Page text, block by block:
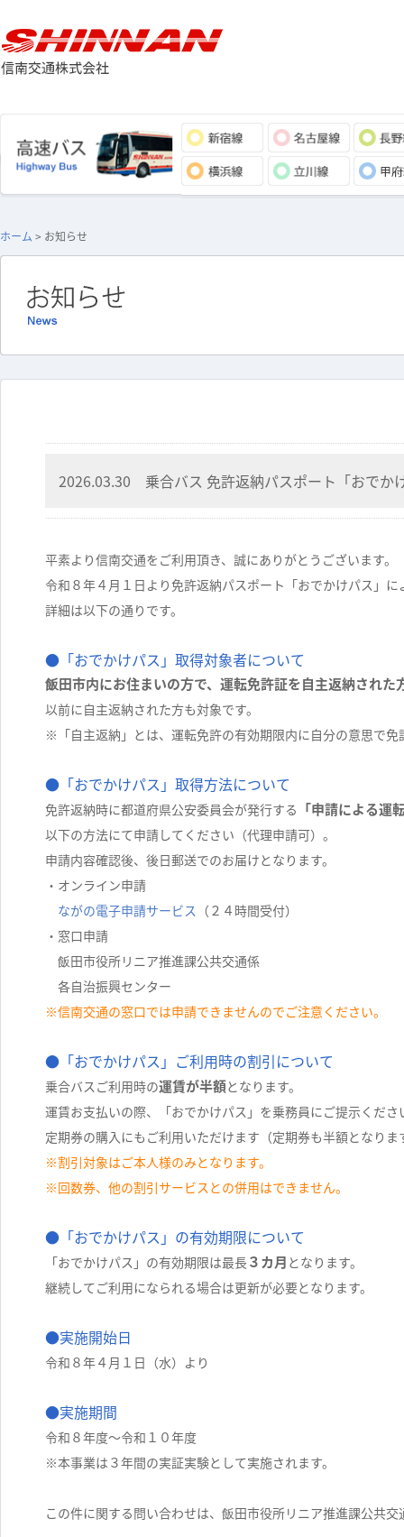
ホーム > お知らせ
2026.03.30 乗合バス 免許返納パスポート「おでか
平素より信南交通をご利用頂き、誠にありがとうございます。
令和８年４月１日より免許返納パスポート「おでかけパス」
詳細は以下の通りです。
●「おでかけパス」取得対象者について
飯田市内にお住まいの方で、運転免許証を自主返納された
以前に自主返納された方も対象です。
※「自主返納」とは、運転免許の有効期限内に自分の意思で免
●「おでかけパス」取得方法について
免許返納時に都道府県公安委員会が発行する 「申請による運
以下の方法にて申請してください（代理申請可）。
申請内容確認後、後日郵送でのお届けとなります。
・オンライン申請
ながの電子申請サービス （２４時間受付）
・窓口申請
飯田市役所リニア推進課公共交通係
各自治振興センター
※信南交通の窓口では申請できませんのでご注意ください。
●「おでかけパス」ご利用時の割引について
乗合バスご利用時の運賃が半額となります。
運賃お支払いの際、「おでかけパス」を乗務員にご提示くださ
定期券の購入にもご利用いただけます（定期券も半額となりま
※割引対象はご本人様のみとなります。
※回数券、他の割引サービスとの併用はできません。
●「おでかけパス」の有効期限について
「おでかけパス」の有効期限は最長３カ月 となります。
継続してご利用になられる場合は更新が必要となります。
●実施開始日
令和８年４月１日（水）より
●実施期間
令和８年度～令和１０年度
※本事業は３年間の実証実験として実施されます。
この件に関する問い合わせは、飯田市役所リニア推進課公共